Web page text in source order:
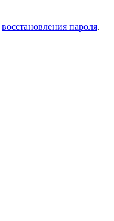
восстановления пароля.